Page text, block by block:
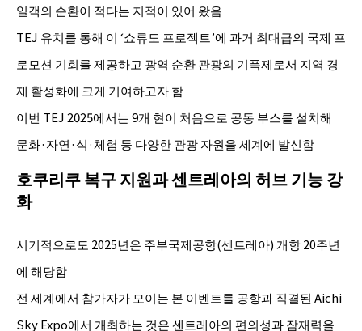
일객의 순환이 적다는 지적이 있어 왔음
TEJ 유치를 통해 이 ‘쇼류도 프로젝트’에 과거 최대급의 국제 프
로모션 기회를 제공하고 광역 순환 관광의 기폭제로서 지역 경
제 활성화에 크게 기여하고자 함
이번 TEJ 2025에서는 9개 현이 처음으로 공동 부스를 설치해
문화·자연·식·체험 등 다양한 관광 자원을 세계에 발신함
호쿠리쿠 복구 지원과 센트레아의 허브 기능 강
화
시기적으로도 2025년은 주부국제공항(센트레아) 개항 20주년
에 해당함
전 세계에서 참가자가 모이는 본 이벤트를 공항과 직결된 Aichi
Sky Expo에서 개최하는 것은 센트레아의 편의성과 잠재력을